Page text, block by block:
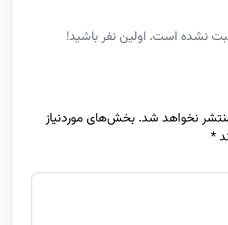
نشده است. اولین نفر باشید!
نخواهد شد. بخش‌های موردنیاز
*